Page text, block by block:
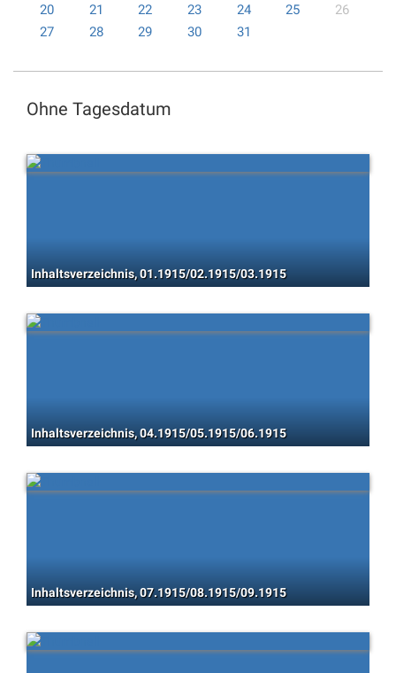
20
21 22 23 24 25
26
27
28 29 30 31
Ohne Tagesdatum
Inhaltsverzeichnis, 01.1915/02.1915/03.1915
Inhaltsverzeichnis, 04.1915/05.1915/06.1915
Inhaltsverzeichnis, 07.1915/08.1915/09.1915